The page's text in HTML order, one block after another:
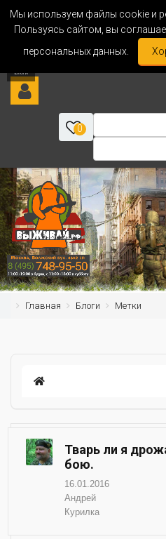
Мы используем файлы cookie и
Пользуясь сайтом, вы
персональных данных.
0
Главная Блоги Метки
Тварь ли я
бою.
16.01.2016
Андрей
Курилка